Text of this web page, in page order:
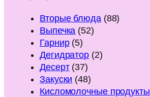
Вторые блюда(88)
Выпечка (52)
Гарнир(5)
Дегидратор (2)
Десерт(37)
Закуски (48)
Кисломолочные продукты